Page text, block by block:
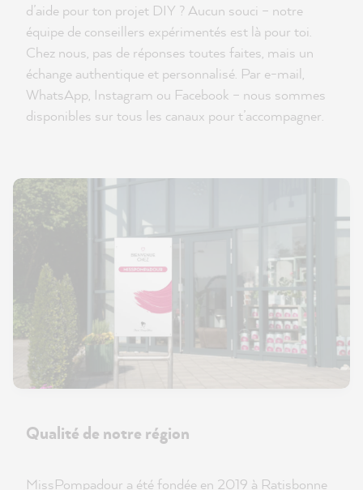
d’aide pour ton projet DIY ? Aucun souci – notre
équipe de conseillers expérimentés est là pour toi.
Chez nous, pas de réponses toutes faites, mais un
échange authentique et personnalisé. Par e-mail,
WhatsApp, Instagram ou Facebook – nous sommes
disponibles sur tous les canaux pour t’accompagner.
Qualité de notre région
MissPompadour a été fondée en 2019 à Ratisbonne